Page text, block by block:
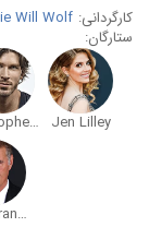
کارگردانی: Will Wolf
ستارگان:
Jen Lilley
Christopher Russell
Mark Brandon